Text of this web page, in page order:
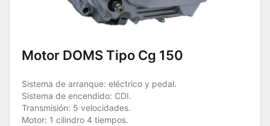
Motor DOMS Tipo Cg 150
Sistema de arranque: eléctrico y pedal.
Sistema de encendido: CDI.
Transmisión: 5 velocidades.
Motor: 1 cilindro 4 tiempos.